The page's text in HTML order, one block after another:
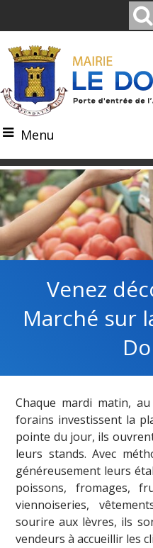
Menu
Venez
Marché sur
Chaque mardi matin,
forains investissent la
pointe du jour, ils
leurs stands. Avec
généreusement leurs
poissons, fromages,
viennoiseries,
sourire aux lèvres, ils
vendeurs à accueillir les